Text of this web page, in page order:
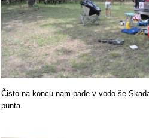
Čisto na koncu nam pade v vodo še
punta.